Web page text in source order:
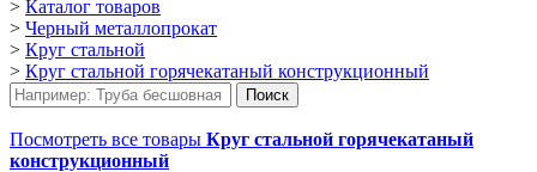
> Каталог товаров
> Черный металлопрокат
> Круг стальной
> Круг стальной горячекатаный конструкционный
Посмотреть все товары Круг стальной горячекатаный
конструкционный